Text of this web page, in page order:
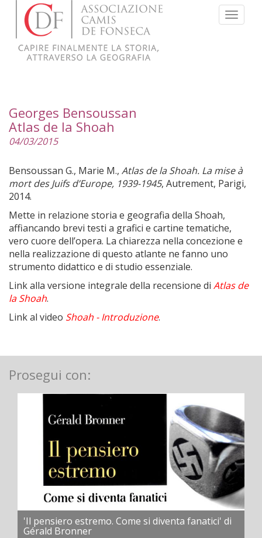
Menu
Georges Bensoussan
Atlas de la Shoah
04/03/2015
Bensoussan G., Marie M., Atlas de la Shoah. La mise à
mort des Juifs d’Europe, 1939-1945, Autrement, Parigi,
2014.
Mette in relazione storia e geografia della Shoah,
affiancando brevi testi a grafici e cartine tematiche,
vero cuore dell’opera. La chiarezza nella concezione e
nella realizzazione di questo atlante ne fanno uno
strumento didattico e di studio essenziale.
Link alla versione integrale della recensione di Atlas de
la Shoah.
Link al video Shoah - Introduzione.
Prosegui con:
'Il pensiero estremo. Come si diventa fanatici' di
Gérald Bronner